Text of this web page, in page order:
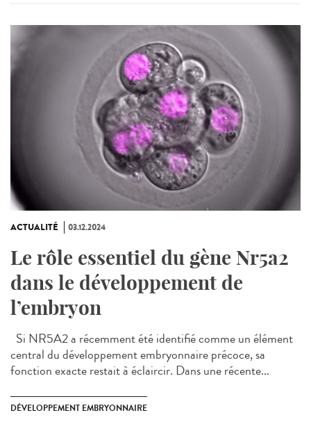
ACTUALITÉ 03.12.2024
Le rôle essentiel du gène Nr5a2
dans le développement de
l’embryon
Si NR5A2 a récemment été identifié comme un élément
central du développement embryonnaire précoce, sa
fonction exacte restait à éclaircir. Dans une récente...
DÉVELOPPEMENT EMBRYONNAIRE